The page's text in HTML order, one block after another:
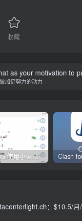
收藏
as your motivation to
加倍努力的动力
苹果 iOS 使用小火箭(shadowrocket)新手教程
：$10.5/